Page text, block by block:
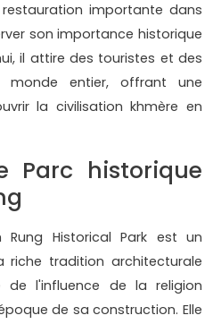
importante dans
son importance historique
il attire des touristes et des
monde entier, offrant une
la civilisation khmère en
Parc historique
Rung Historical Park est un
riche tradition architecturale
de l'influence de la religion
de sa construction. Elle